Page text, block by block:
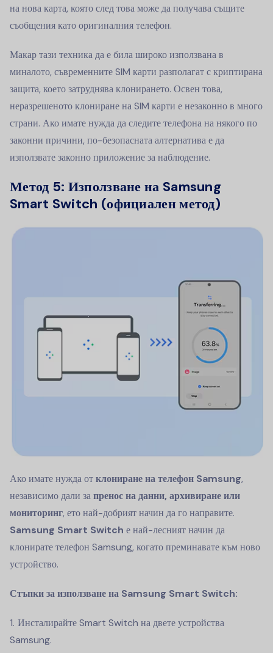
на нова карта, която след това може да получава същите
съобщения като оригиналния телефон.
Макар тази техника да е била широко използвана в
миналото, съвременните SIM карти разполагат с криптирана
защита, което затруднява клонирането. Освен това,
неразрешеното клониране на SIM карти е незаконно в много
страни. Ако имате нужда да следите телефона на някого по
законни причини, по-безопасната алтернатива е да
използвате законно приложение за наблюдение.
Метод 5: Използване на Samsung
Smart Switch (официален метод)
Ако имате нужда отклониране на телефон Samsung,
независимо дали запренос на данни, архивиране или
мониторинг, ето най-добрият начин да го направите.
Samsung Smart Switch е най-лесният начин да
клонирате телефон Samsung, когато преминавате към ново
устройство.
Стъпки за използване на Samsung Smart Switch:
Инсталирайте Smart Switch на двете устройства
Samsung.